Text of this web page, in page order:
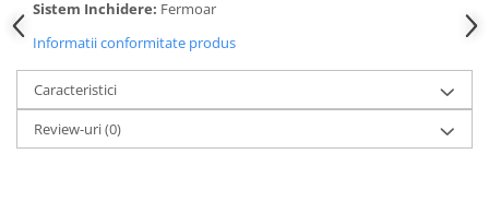
Cadouri pentru Doctori
Cadouri pentru Sfânta Maria
Martisoare
Sistem Inchidere: Fermoar
Informatii conformitate produs
Caracteristici
Review-uri(0)